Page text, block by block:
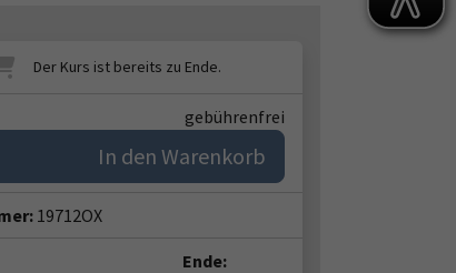
gebührenfrei
In den Warenkorb
19712OX
Ende: